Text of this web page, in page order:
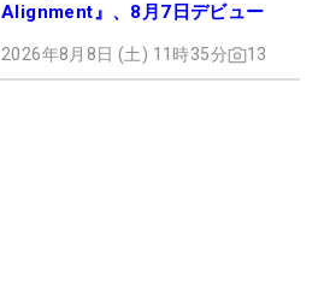
Alignment』、8月7日デビュー
2026年8月8日 (土) 11時35分 13